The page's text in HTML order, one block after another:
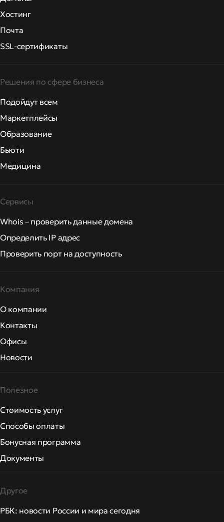
Хостинг
Почта
SSL-сертификаты
Решения по сфере бизнеса
Подойдут всем
Маркетплейсы
Образование
Бьюти
Медицина
Сервисы
Whois – проверить данные домена
Определить IP адрес
Проверить порт на доступность
Компания
О компании
Контакты
Офисы
Новости
Полезное
Стоимость услуг
Способы оплаты
Бонусная программа
Документы
Другое
РБК: новости России и мира сегодня